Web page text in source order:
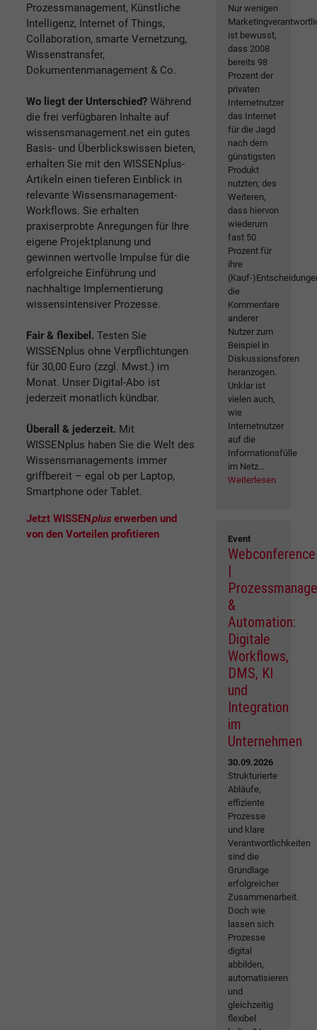
Prozessmanagement, Künstliche
Intelligenz, Internet of Things,
Collaboration, smarte Vernetzung,
Wissenstransfer,
Dokumentenmanagement & Co.
Wo liegt der Unterschied? Während
die frei verfügbaren Inhalte auf
wissensmanagement.net ein gutes
Basis- und Überblickswissen bieten,
erhalten Sie mit den WISSENplus-
Artikeln einen tieferen Einblick in
relevante Wissensmanagement-
Workflows. Sie erhalten
praxiserprobte Anregungen für Ihre
eigene Projektplanung und
gewinnen wertvolle Impulse für die
erfolgreiche Einführung und
nachhaltige Implementierung
wissensintensiver Prozesse.
Fair & flexibel. Testen Sie
WISSENplus ohne Verpflichtungen
für 30,00 Euro (zzgl. Mwst.) im
Monat. Unser Digital-Abo ist
jederzeit monatlich kündbar.
Überall & jederzeit. Mit
WISSENplus haben Sie die Welt des
Wissensmanagements immer
griffbereit – egal ob per Laptop,
Smartphone oder Tablet.
Jetzt WISSENplus erwerben und
von den Vorteilen profitieren
Nur wenigen
ist bewusst,
dass 2008
bereits 98
Prozent der
privaten
Internetnutzer
das Internet
für die Jagd
nach dem
günstigsten
Produkt
nutzten; des
Weiteren,
dass hiervon
wiederum
fast 50
Prozent für
ihre
(Kauf-
die
Kommentare
anderer
Nutzer zum
Beispiel in
Diskussionsforen
heranzogen.
Unklar ist
vielen auch,
wie
Internetnutzer
auf die
Informationsfülle
im Netz...
Weiterlesen
Event
Webconference
|
&
Automation:
Digitale
Workflows,
DMS, KI
und
Integration
im
Unternehmen
30.09.2026
Strukturierte
Abläufe,
effiziente
Prozesse
und klare
Verantwortlichkeiten
sind die
Grundlage
erfolgreicher
Zusammenarbeit.
Doch wie
lassen sich
Prozesse
digital
abbilden,
automatisieren
und
gleichzeitig
flexibel